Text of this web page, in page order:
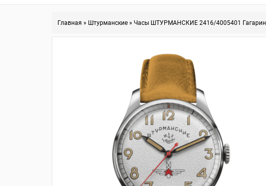
Главная » Штурманские » Часы ШТУРМАНСКИЕ 2416/4005401 Гагарин